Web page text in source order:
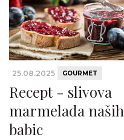
25.08.2025 GOURMET
Recept - slivova
marmelada naših
babic